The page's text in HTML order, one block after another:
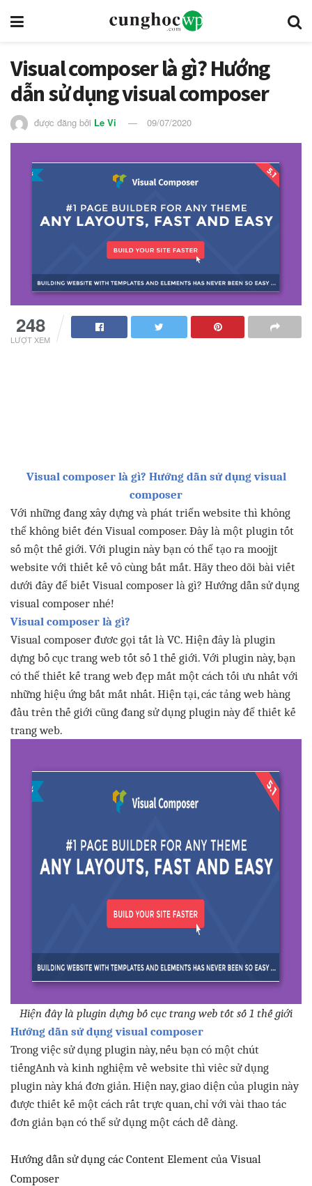
Visual composer là gì? Hướng
dẫn sử dụng visual composer
được đăng bởi Le Vi 09/07/2020
248
LƯỢT XEM
Visual composer là gì? Hướng dẫn sử dụng visual
composer
Với những đang xây dựng và phát triểnwebsite thì không
thể không biết đén Visual composer. Đây là một plugin tốt
số một thế giới. Với plugin này bạn có thể tạo ra moojjt
websitevới thiết kế vô cùng bắt mắt. Hãy theo dõi bài viết
dưới đây để biết Visual composer là gì? Hướng dẫn sử dụng
visual composer nhé!
Visual composer là gì?
Visual composer đươc gọi tắt là VC. Hiện đây là plugin
dựng bố cục trangweb tốt số 1thế giới. Với plugin này,bạn
có thể thiết kế trangweb đẹp mắt một cách tối ưu nhất với
những hiệu ứng bắt mắt nhất. Hiện tại,các tảngweb hàng
đầu trên thế giới cũng đang sử dụng plugin này để thiết kế
trangweb.
Hiện đây là plugin dựng bố cục trang web tốt số 1 thế giới
Hướng dẫn sử dụng visual composer
Trong việc sử dụng plugin này,nếu bạn có một chút
tiếngAnh và kinh nghiệm về website thì viêc sử dụng
plugin này khá đơn giản. Hiện nay,giao diện của plugin này
được thiết kế một cách rất trực quan,chỉ với vài thao tác
đơn giản bạn có thể sử dụng một cách dễ dàng.
Hướng dẫn sử dụng các Content Element của Visual
Composer